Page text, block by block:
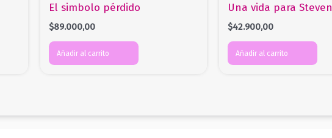
El simbolo pérdido
$89.000,00
Añadir al carrito
Una vida para Steven
$42.900,00
Añadir al carrito